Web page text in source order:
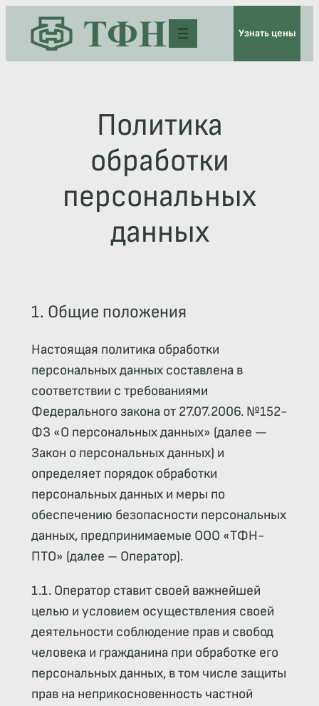
Перейти
Узнать цены
Политика
обработки
персональных
данных
1. Общие положения
Настоящая политика обработки
персональных данных составлена в
соответствии с требованиями
Федерального закона от 27.07.2006. №152-
ФЗ «О персональных данных» (далее —
Закон о персональных данных) и
определяет порядок обработки
персональных данных и меры по
обеспечению безопасности персональных
данных, предпринимаемые ООО «ТФН-
ПТО» (далее – Оператор).
1.1. Оператор ставит своей важнейшей
целью и условием осуществления своей
деятельности соблюдение прав и свобод
человека и гражданина при обработке его
персональных данных, в том числе защиты
прав на неприкосновенность частной